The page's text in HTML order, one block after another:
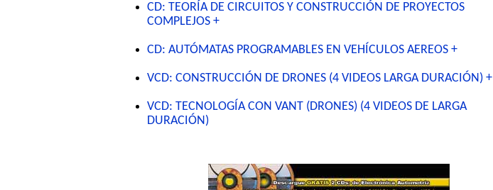
CD: TEORÍA DE CIRCUITOS Y CONSTRUCCIÓN DE PROYECTOS
COMPLEJOS +
CD: AUTÓMATAS PROGRAMABLES EN VEHÍCULOS AEREOS +
VCD: CONSTRUCCIÓN DE DRONES (4 VIDEOS LARGA DURACIÓN) +
VCD: TECNOLOGÍA CON VANT (DRONES) (4 VIDEOS DE LARGA
DURACIÓN)